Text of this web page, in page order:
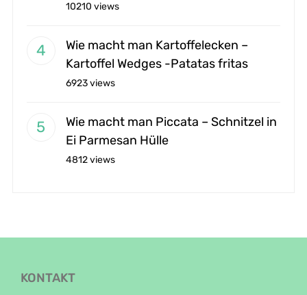
10210 views
Wie macht man Kartoffelecken –
Kartoffel Wedges -Patatas fritas
6923 views
Wie macht man Piccata – Schnitzel in
Ei Parmesan Hülle
4812 views
KONTAKT